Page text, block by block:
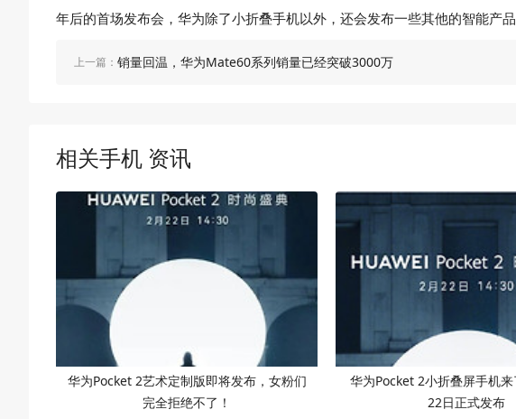
年后的首场发布会，华为除了小折叠手机以外，还会发布一些其他的智能产
上一篇： 销量回温，华为Mate60系列销量已经突破3000万
相关手机 资讯
华为Pocket 2艺术定制版即将发布，女粉们
完全拒绝不了！
华为Pocket 2小折叠屏手机来
22日正式发布